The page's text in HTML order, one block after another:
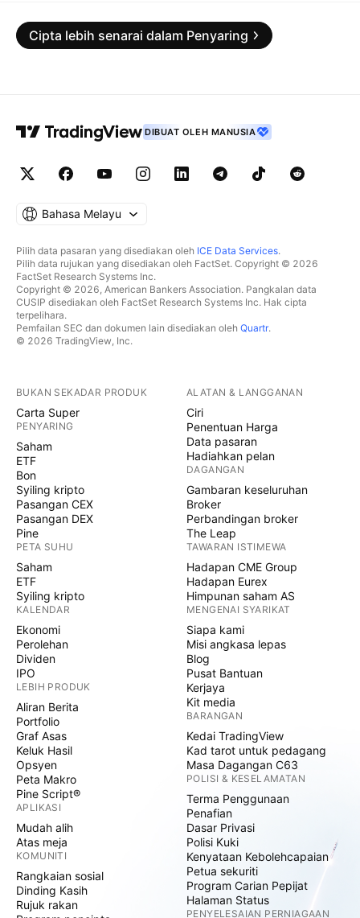
Cipta lebih senarai dalam Penyaring
DIBUAT OLEH MANUSIA
Bahasa Melayu
Pilih data pasaran yang disediakan oleh ICE Data Services.
Pilih data rujukan yang disediakan oleh FactSet. Copyright © 2026
FactSet Research Systems Inc.
Copyright © 2026, American Bankers Association. Pangkalan data
CUSIP disediakan oleh FactSet Research Systems Inc. Hak cipta
terpelihara.
Pemfailan SEC dan dokumen lain disediakan oleh Quartr.
© 2026 TradingView, Inc.
BUKAN SEKADAR PRODUK
Carta Super
PENYARING
Saham
ETF
Bon
Syiling kripto
Pasangan CEX
Pasangan DEX
Pine
PETA SUHU
Saham
ETF
Syiling kripto
KALENDAR
Ekonomi
Perolehan
Dividen
IPO
LEBIH PRODUK
Aliran Berita
Portfolio
Graf Asas
Keluk Hasil
Opsyen
Peta Makro
Pine Script®
APLIKASI
Mudah alih
Atas meja
KOMUNITI
Rangkaian sosial
Dinding Kasih
Rujuk rakan
ALATAN & LANGGANAN
Ciri
Penentuan Harga
Data pasaran
Hadiahkan pelan
DAGANGAN
Gambaran keseluruhan
Broker
Perbandingan broker
The Leap
TAWARAN ISTIMEWA
Hadapan CME Group
Hadapan Eurex
Himpunan saham AS
MENGENAI SYARIKAT
Siapa kami
Misi angkasa lepas
Blog
Pusat Bantuan
Kerjaya
Kit media
BARANGAN
Kedai TradingView
Kad tarot untuk pedagang
Masa Dagangan C63
POLISI & KESELAMATAN
Terma Penggunaan
Penafian
Dasar Privasi
Polisi Kuki
Kenyataan Kebolehcapaian
Petua sekuriti
Program Carian Pepijat
Halaman Status
PENYELESAIAN PERNIAGAAN